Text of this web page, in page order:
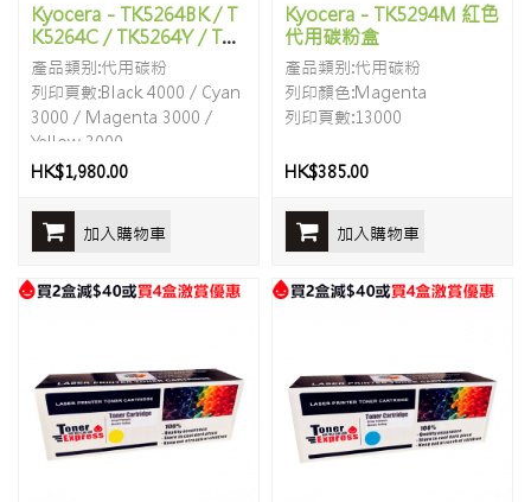
Kyocera - TK5264BK / T
K5264C / TK5264Y / TK5
264M (一套四色代用碳粉
盒)
產品類别:代用碳粉
列印頁數:Black 4000 / Cyan
3000 / Magenta 3000 /
Yellow 3000
HK$1,980.00
加入購物車
Kyocera - TK5294M 紅色
代用碳粉盒
產品類别:代用碳粉
列印顏色:Magenta
列印頁數:13000
HK$385.00
加入購物車